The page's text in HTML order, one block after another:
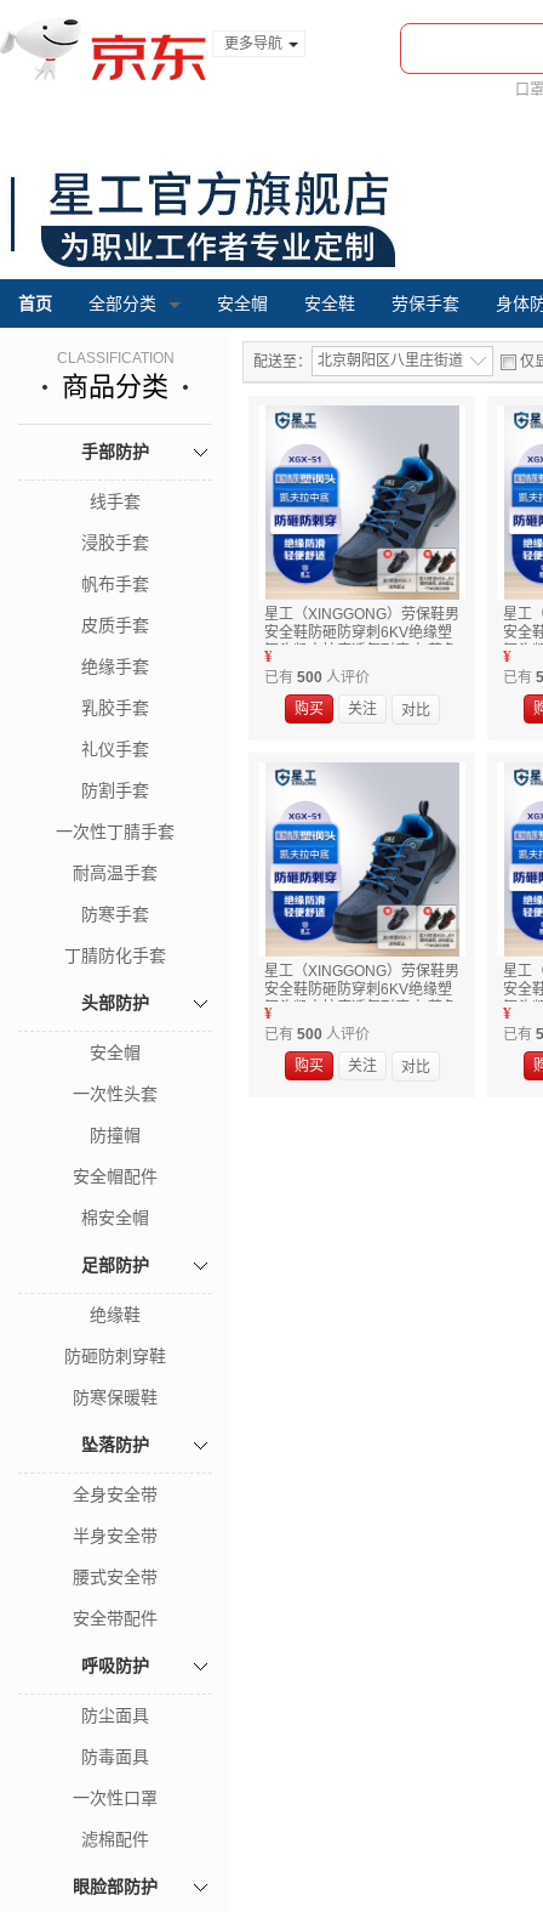
更多导航
口罩
首页 全部分类 安全帽 安全鞋 劳保手套 身体
CLASSIFICATION
商品分类
手部防护
线手套
浸胶手套
帆布手套
皮质手套
绝缘手套
乳胶手套
礼仪手套
防割手套
一次性丁腈手套
耐高温手套
防寒手套
丁腈防化手套
头部防护
安全帽
一次性头套
防撞帽
安全帽配件
棉安全帽
足部防护
绝缘鞋
防砸防刺穿鞋
防寒保暖鞋
坠落防护
全身安全带
半身安全带
腰式安全带
安全带配件
呼吸防护
防尘面具
防毒面具
一次性口罩
滤棉配件
眼脸部防护
配送至： 北京朝阳区八里庄街道 仅
星工（XINGGONG）劳保鞋男
安全鞋防砸防穿刺6KV绝缘塑
钢头凯夫拉底透气耐磨 灰蓝色
42
¥
已有 500 人评价
购买
关注
星工
安全
钢头
41
¥
已有
星工（XINGGONG）劳保鞋男
安全鞋防砸防穿刺6KV绝缘塑
钢头凯夫拉底透气耐磨 灰蓝色
45
¥
已有 500 人评价
购买
关注
星工
安全
钢头
37
¥
已有